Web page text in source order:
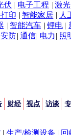
伏 | 电子工程 | 激光
印 | 智能家居 | 人
| 智能汽车 | 锂电 |
安防| 通信| 电力 | 照
财经 视点 访谈
| 生产/检测设备 | 回